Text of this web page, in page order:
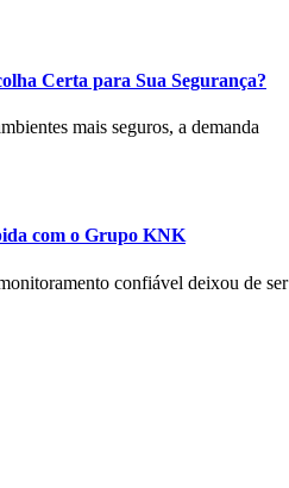
Certa para Sua Segurança?
mais seguros, a demanda
com o Grupo KNK
confiável deixou de ser